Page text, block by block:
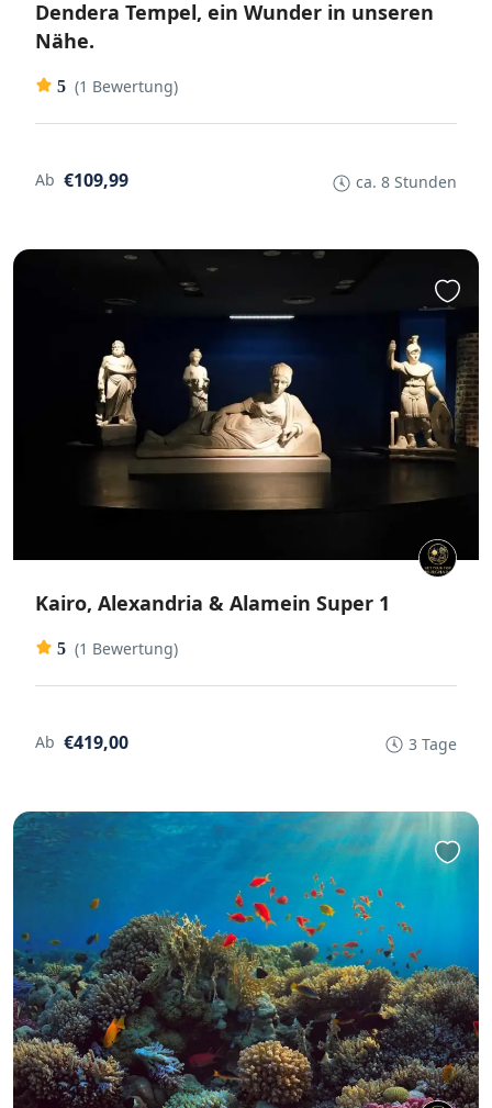
Dendera Tempel, ein Wunder in unseren
Nähe.
5 (1 Bewertung)
Ab €109,99 ca. 8 Stunden
Kairo, Alexandria & Alamein Super 1
5 (1 Bewertung)
Ab €419,00 3 Tage